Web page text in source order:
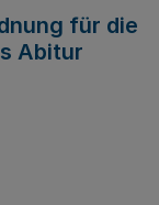
für die
Abitur